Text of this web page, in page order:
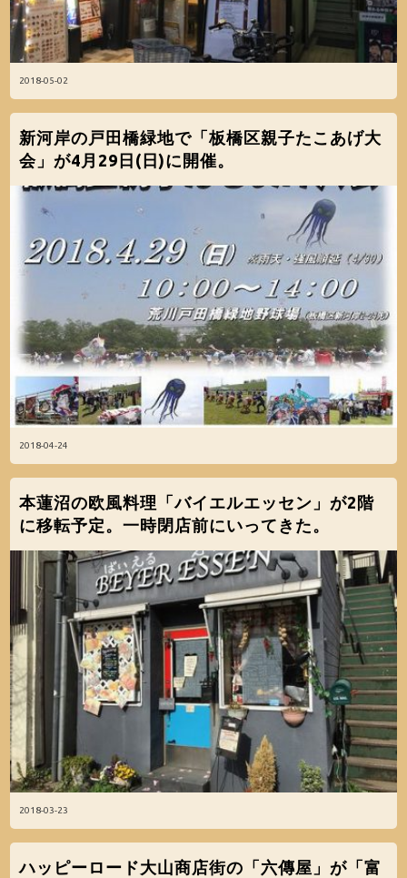
2018-05-02
2018-04-24
新河岸の戸田橋緑地で「板橋区親子たこあげ大
会」が4月29日(日)に開催。
2018-03-23
本蓮沼の欧風料理「バイエルエッセン」が2階
に移転予定。一時閉店前にいってきた。
ハッピーロード大山商店街の「六傳屋」が「富